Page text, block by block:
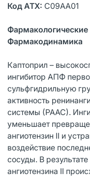
Код АТХ: С09АА01
Фармакологические
Фармакодинамика
Каптоприл –
ингибитор АПФ
сульфгидрильную
активность
системы (РААС).
уменьшает
ангиотензин II и
воздействие
сосуды. В
ангиотензина II